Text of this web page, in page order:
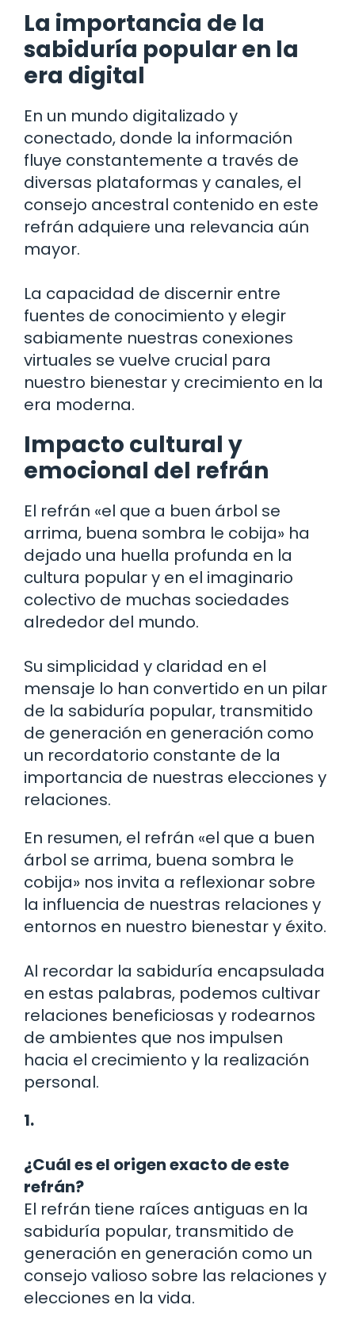
La importancia de la
sabiduría popular en la
era digital
En un mundo digitalizado y
conectado, donde la información
fluye constantemente a través de
diversas plataformas y canales, el
consejo ancestral contenido en este
refrán adquiere una relevancia aún
mayor.
La capacidad de discernir entre
fuentes de conocimiento y elegir
sabiamente nuestras conexiones
virtuales se vuelve crucial para
nuestro bienestar y crecimiento en la
era moderna.
Impacto cultural y
emocional del refrán
El refrán «el que a buen árbol se
arrima, buena sombra le cobija» ha
dejado una huella profunda en la
cultura popular y en el imaginario
colectivo de muchas sociedades
alrededor del mundo.
Su simplicidad y claridad en el
mensaje lo han convertido en un pilar
de la sabiduría popular, transmitido
de generación en generación como
un recordatorio constante de la
importancia de nuestras elecciones y
relaciones.
En resumen, el refrán «el que a buen
árbol se arrima, buena sombra le
cobija» nos invita a reflexionar sobre
la influencia de nuestras relaciones y
entornos en nuestro bienestar y éxito.
Al recordar la sabiduría encapsulada
en estas palabras, podemos cultivar
relaciones beneficiosas y rodearnos
de ambientes que nos impulsen
hacia el crecimiento y la realización
personal.
1.
¿Cuál es el origen exacto de este
refrán?
El refrán tiene raíces antiguas en la
sabiduría popular, transmitido de
generación en generación como un
consejo valioso sobre las relaciones y
elecciones en la vida.